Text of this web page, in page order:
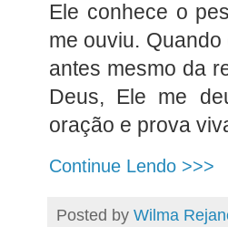
Ele conhece o
me ouviu.
antes mesmo da
Deus, Ele me
oração e prova
Continue Lendo >>>
Posted by Wilma